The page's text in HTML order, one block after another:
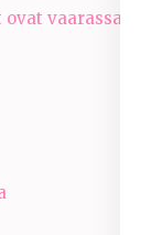
vaarassa